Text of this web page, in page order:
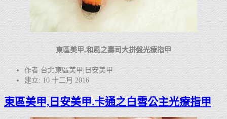
東區美甲,和風之壽司大拼盤光療指甲
作者 台北東區美甲|日安美甲
建立: 10 十二月 2016
東區美甲,日安美甲.卡通之白雪公主光療指甲